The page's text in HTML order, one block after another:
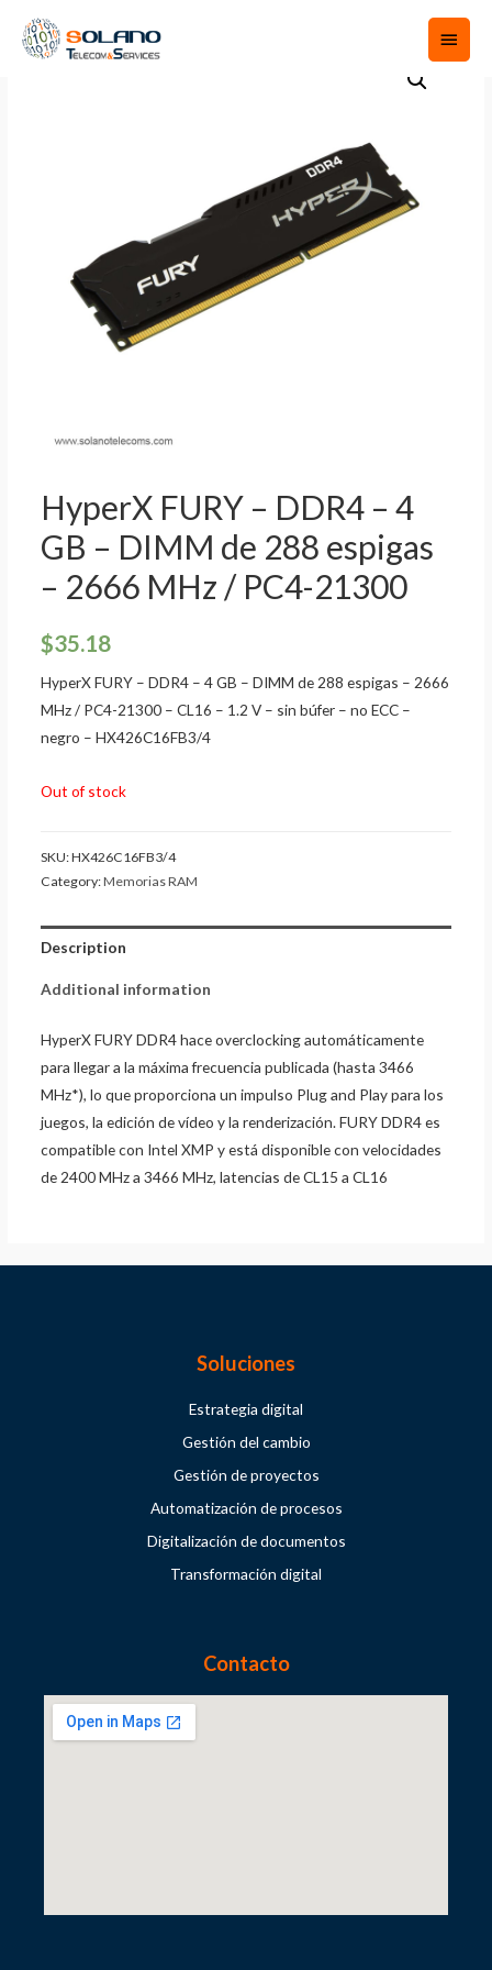
HyperX FURY – DDR4 – 4
GB – DIMM de 288 espigas
– 2666 MHz / PC4-21300
$35.18
HyperX FURY – DDR4 – 4 GB – DIMM de 288 espigas – 2666
MHz / PC4-21300 – CL16 – 1.2 V – sin búfer – no ECC –
negro – HX426C16FB3/4
Out of stock
SKU:HX426C16FB3/4
Category:Memorias RAM
Description
Additional information
HyperX FURY DDR4 hace overclocking automáticamente
para llegar a la máxima frecuencia publicada (hasta 3466
MHz*), lo que proporciona un impulso Plug and Play para los
juegos, la edición de vídeo y la renderización. FURY DDR4 es
compatible con Intel XMP y está disponible con velocidades
de 2400 MHz a 3466 MHz, latencias de CL15 a CL16
Soluciones
Estrategia digital
Gestión del cambio
Gestión de proyectos
Automatización de procesos
Digitalización de documentos
Transformación digital
Contacto